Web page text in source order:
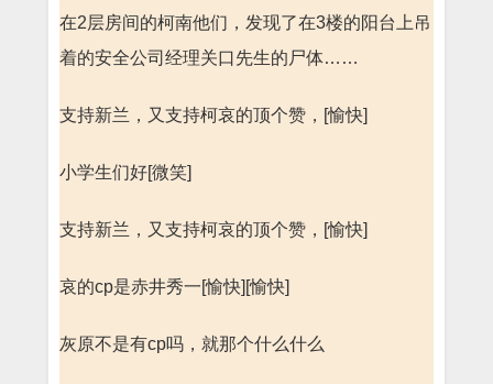
在2层房间的柯南他们，发现了在3楼的阳台上吊
着的安全公司经理关口先生的尸体……
支持新兰，又支持柯哀的顶个赞，[愉快]
小学生们好[微笑]
支持新兰，又支持柯哀的顶个赞，[愉快]
哀的cp是赤井秀一[愉快][愉快]
灰原不是有cp吗，就那个什么什么